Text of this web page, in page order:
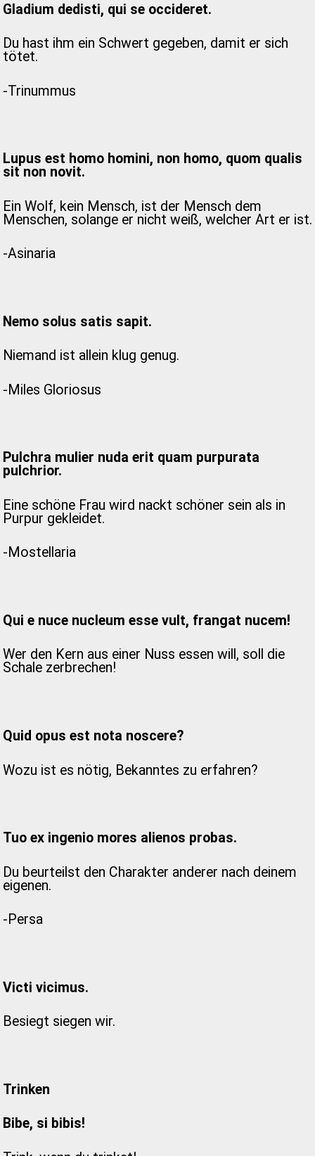
Gladium dedisti, qui se occideret.
Du hast ihm ein Schwert gegeben, damit er sich
tötet.
-Trinummus
Lupus est homo homini, non homo, quom qualis
sit non novit.
Ein Wolf, kein Mensch, ist der Mensch dem
Menschen, solange er nicht weiß, welcher Art er ist.
-Asinaria
Nemo solus satis sapit.
Niemand ist allein klug genug.
-Miles Gloriosus
Pulchra mulier nuda erit quam purpurata
pulchrior.
Eine schöne Frau wird nackt schöner sein als in
Purpur gekleidet.
-Mostellaria
Qui e nuce nucleum esse vult, frangat nucem!
Wer den Kern aus einer Nuss essen will, soll die
Schale zerbrechen!
Quid opus est nota noscere?
Wozu ist es nötig, Bekanntes zu erfahren?
Tuo ex ingenio mores alienos probas.
Du beurteilst den Charakter anderer nach deinem
eigenen.
-Persa
Victi vicimus.
Besiegt siegen wir.
Trinken
Bibe, si bibis!